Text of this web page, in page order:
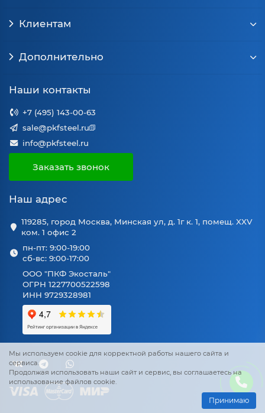
Мы используем cookie для корректной работы нашего сайта и
сервиса.
Продолжая использовать наши сайт и сервис, вы соглашаетесь на
использование файлов cookie.
Принимаю
Клиентам
Дополнительно
Наши контакты
+7 (495) 143-00-63
sale@pkfsteel.ru
info@pkfsteel.ru
Заказать звонок
Наш адрес
119285, город Москва, Минская ул, д. 1г к. 1, помещ. XXV
ком. 1 офис 2
пн-пт: 9:00-19:00
сб-вс: 9:00-17:00
ООО "ПКФ Экосталь"
ОГРН 1227700522598
ИНН 9729328981